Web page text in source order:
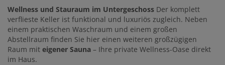
Wellness und Stauraum im Untergeschoss Der komplett
verflieste Keller ist funktional und luxuriös zugleich. Neben
einem praktischen Waschraum und einem großen
Abstellraum finden Sie hier einen weiteren großzügigen
Raum mit eigener Sauna – Ihre private Wellness-Oase direkt
im Haus.